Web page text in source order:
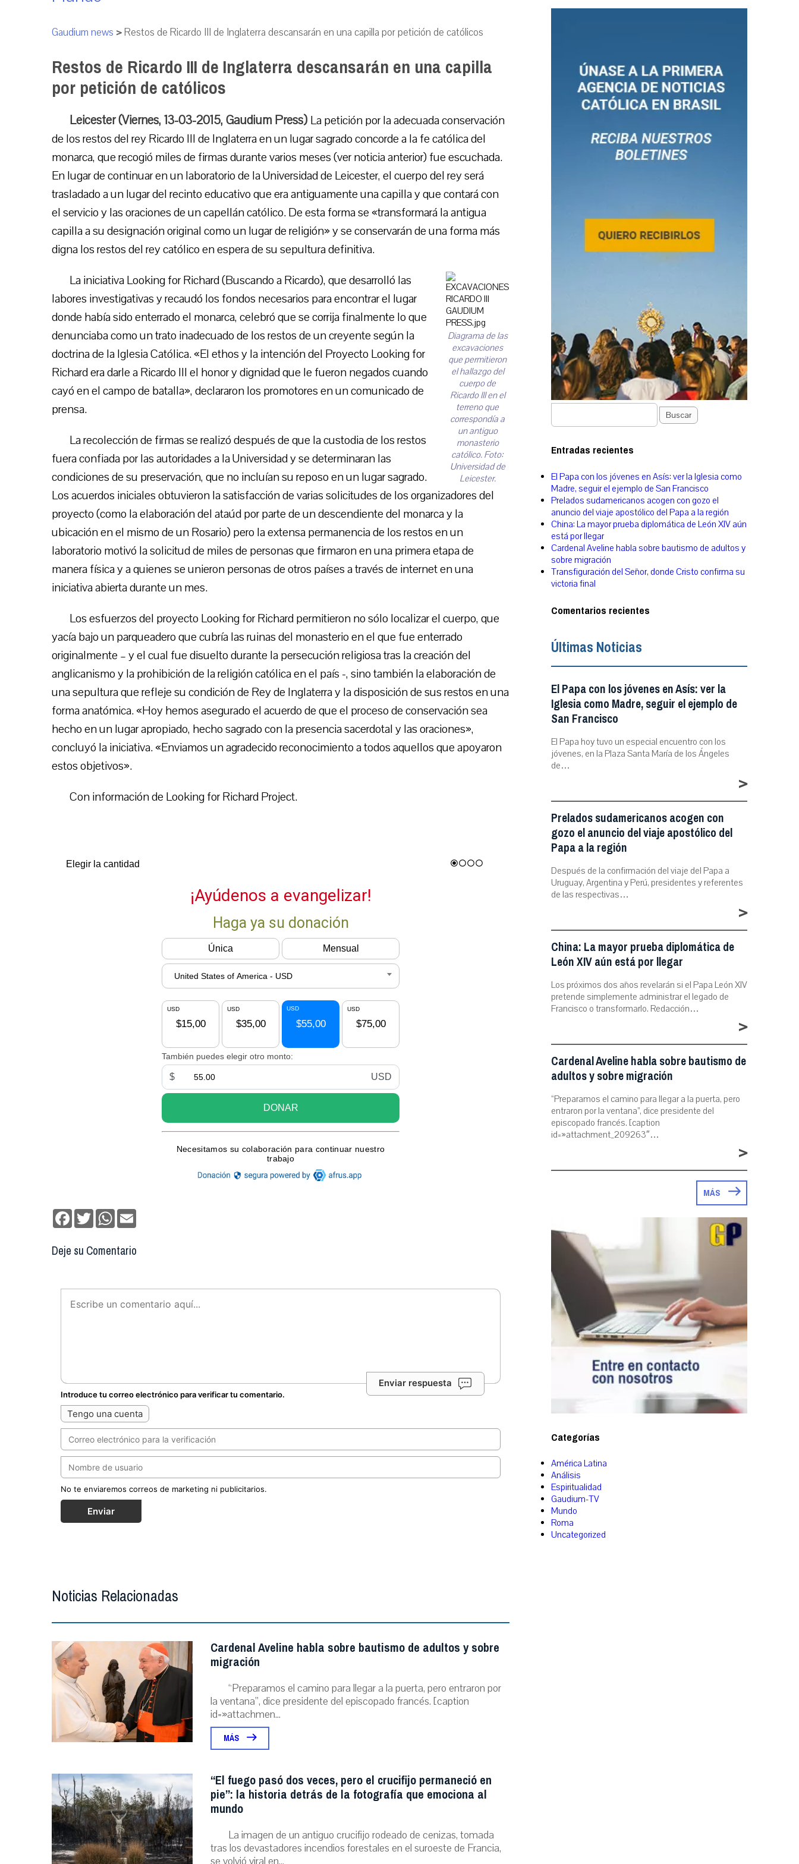
Gaudium news >Restos de Ricardo III de Inglaterra descansarán en una capilla por petición de católicos
Restos de Ricardo III de Inglaterra descansarán en una capilla
por petición de católicos
Leicester (Viernes, 13-03-2015, Gaudium Press) La petición por la adecuada conservación
de los restos del rey Ricardo III de Inglaterra en un lugar sagrado concorde a la fe católica del
monarca, que recogió miles de firmas durante varios meses (ver noticia anterior) fue escuchada.
En lugar de continuar en un laboratorio de la Universidad de Leicester, el cuerpo del rey será
trasladado a un lugar del recinto educativo que era antiguamente una capilla y que contará con
el servicio y las oraciones de un capellán católico. De esta forma se «transformará la antigua
capilla a su designación original como un lugar de religión» y se conservarán de una forma más
digna los restos del rey católico en espera de su sepultura definitiva.
Diagrama de las
excavaciones
que permitieron
el hallazgo del
cuerpo de
Ricardo III en el
terreno que
correspondía a
un antiguo
monasterio
católico. Foto:
Universidad de
Leicester.
La iniciativa Looking for Richard (Buscando a Ricardo), que desarrolló las
labores investigativas y recaudó los fondos necesarios para encontrar el lugar
donde había sido enterrado el monarca, celebró que se corrija finalmente lo que
denunciaba como un trato inadecuado de los restos de un creyente según la
doctrina de la Iglesia Católica. «El ethos y la intención del Proyecto Looking for
Richard era darle a Ricardo III el honor y dignidad que le fueron negados cuando
cayó en el campo de batalla», declararon los promotores en un comunicado de
prensa.
La recolección de firmas se realizó después de que la custodia de los restos
fuera confiada por las autoridades a la Universidad y se determinaran las
condiciones de su preservación, que no incluían su reposo en un lugar sagrado.
Los acuerdos iniciales obtuvieron la satisfacción de varias solicitudes de los organizadores del
proyecto (como la elaboración del ataúd por parte de un descendiente del monarca y la
ubicación en el mismo de un Rosario) pero la extensa permanencia de los restos en un
laboratorio motivó la solicitud de miles de personas que firmaron en una primera etapa de
manera física y a quienes se unieron personas de otros países a través de internet en una
iniciativa abierta durante un mes.
Los esfuerzos del proyecto Looking for Richard permitieron no sólo localizar el cuerpo, que
yacía bajo un parqueadero que cubría las ruinas del monasterio en el que fue enterrado
originalmente – y el cual fue disuelto durante la persecución religiosa tras la creación del
anglicanismo y la prohibición de la religión católica en el país -, sino también la elaboración de
una sepultura que refleje su condición de Rey de Inglaterra y la disposición de sus restos en una
forma anatómica. «Hoy hemos asegurado el acuerdo de que el proceso de conservación sea
hecho en un lugar apropiado, hecho sagrado con la presencia sacerdotal y las oraciones»,
concluyó la iniciativa. «Enviamos un agradecido reconocimiento a todos aquellos que apoyaron
estos objetivos».
Con información de Looking for Richard Project.
Facebook
TwitterWhatsApp
Deje su Comentario
Enviar respuesta
Introduce tu correo electrónico para verificar tu comentario.
Tengo una cuenta
No te enviaremos correos de marketing ni publicitarios.
Enviar
Noticias Relacionadas
Cardenal Aveline habla sobre bautismo de adultos y sobre
migración
“Preparamos el camino para llegar a la puerta, pero entraron por
la ventana”, dice presidente del episcopado francés. [caption
id=»attachmen...
MÁS
“El fuego pasó dos veces, pero el crucifijo permaneció en
pie”: la historia detrás de la fotografía que emociona al
mundo
La imagen de un antiguo crucifijo rodeado de cenizas, tomada
tras los devastadores incendios forestales en el suroeste de Francia,
se volvió viral en...
Buscar
Entradas recientes
El Papa con los jóvenes en Asís: ver la Iglesia como
Madre, seguir el ejemplo de San Francisco
Prelados sudamericanos acogen con gozo el
anuncio del viaje apostólico del Papa a la región
China: La mayor prueba diplomática de León XIV aún
está por llegar
Cardenal Aveline habla sobre bautismo de adultos y
sobre migración
Transfiguración del Señor, donde Cristo confirma su
victoria final
Comentarios recientes
Últimas Noticias
El Papa con los jóvenes en Asís: ver la
Iglesia como Madre, seguir el ejemplo de
San Francisco
El Papa hoy tuvo un especial encuentro con los
jóvenes, en la Plaza Santa María de los Ángeles
de…
>
Prelados sudamericanos acogen con
gozo el anuncio del viaje apostólico del
Papa a la región
Después de la confirmación del viaje del Papa a
Uruguay, Argentina y Perú, presidentes y referentes
de las respectivas…
>
China: La mayor prueba diplomática de
León XIV aún está por llegar
Los próximos dos años revelarán si el Papa León XIV
pretende simplemente administrar el legado de
Francisco o transformarlo. Redacción…
>
Cardenal Aveline habla sobre bautismo de
adultos y sobre migración
“Preparamos el camino para llegar a la puerta, pero
entraron por la ventana”, dice presidente del
episcopado francés. [caption
id=»attachment_209263″…
>
MÁS
Categorías
América Latina
Análisis
Espiritualidad
Gaudium-TV
Mundo
Roma
Uncategorized